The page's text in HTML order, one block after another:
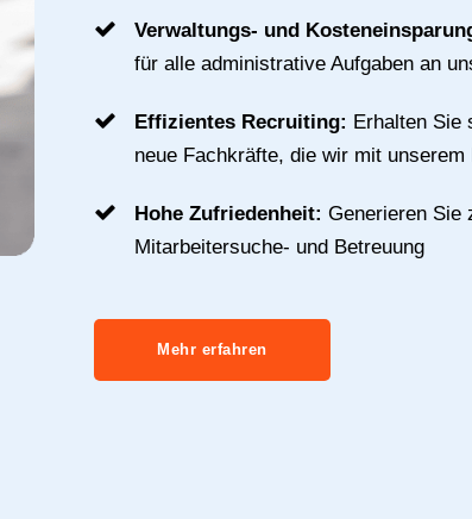
Verwaltungs- und
für alle administrative Aufgaben an
Effizientes Recruiting: Erhalten Sie
neue Fachkräfte, die wir mit
Hohe Zufriedenheit: Generieren Sie
Mitarbeitersuche- und Betreuung
Mehr erfahren